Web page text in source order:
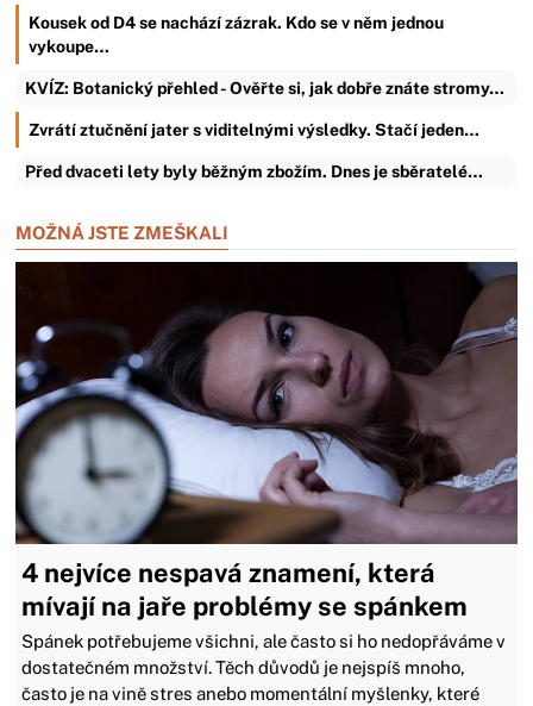
Kousek od D4 se nachází zázrak. Kdo se v něm jednou
vykoupe…
KVÍZ: Botanický přehled - Ověřte si, jak dobře znáte stromy…
Zvrátí ztučnění jater s viditelnými výsledky. Stačí jeden…
Před dvaceti lety byly běžným zbožím. Dnes je sběratelé…
MOŽNÁ JSTE ZMEŠKALI
4 nejvíce nespavá znamení, která
mívají na jaře problémy se spánkem
Spánek potřebujeme všichni, ale často si ho nedopřáváme v
dostatečném množství. Těch důvodů je nejspíš mnoho,
často je na vině stres anebo momentální myšlenky, které